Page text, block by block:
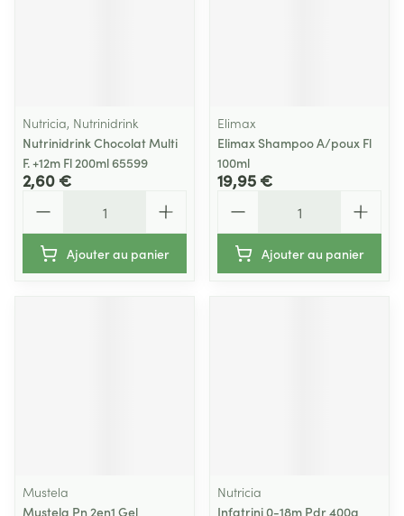
Nutricia, Nutrinidrink
Nutrinidrink Chocolat Multi
F. +12m Fl 200ml 65599
2,60 €
Ajouter au panier
Elimax
Elimax Shampoo A/poux Fl
100ml
19,95 €
Ajouter au panier
Mustela
Mustela Pn 2en1 Gel
Nutricia
Infatrini 0-18m Pdr 400g